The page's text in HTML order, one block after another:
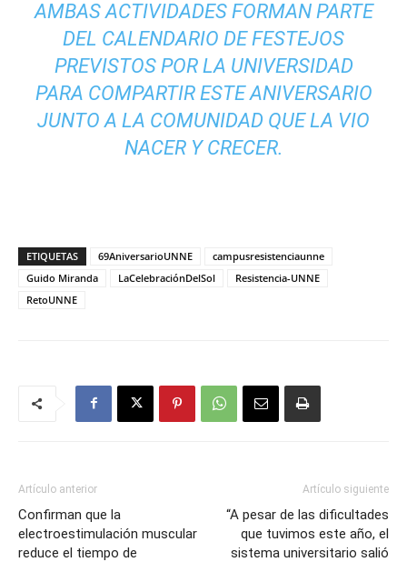
AMBAS ACTIVIDADES FORMAN PARTE
DEL CALENDARIO DE FESTEJOS
PREVISTOS POR LA UNIVERSIDAD
PARA COMPARTIR ESTE ANIVERSARIO
JUNTO A LA COMUNIDAD QUE LA VIO
NACER Y CRECER.
ETIQUETAS 69AniversarioUNNE
campusresistenciaunne
Guido Miranda
LaCelebraciónDelSol
Resistencia-UNNE
RetoUNNE
Artículo anterior
Confirman que la
electroestimulación muscular
reduce el tiempo de
Artículo siguiente
“A pesar de las dificultades
que tuvimos este año, el
sistema universitario salió